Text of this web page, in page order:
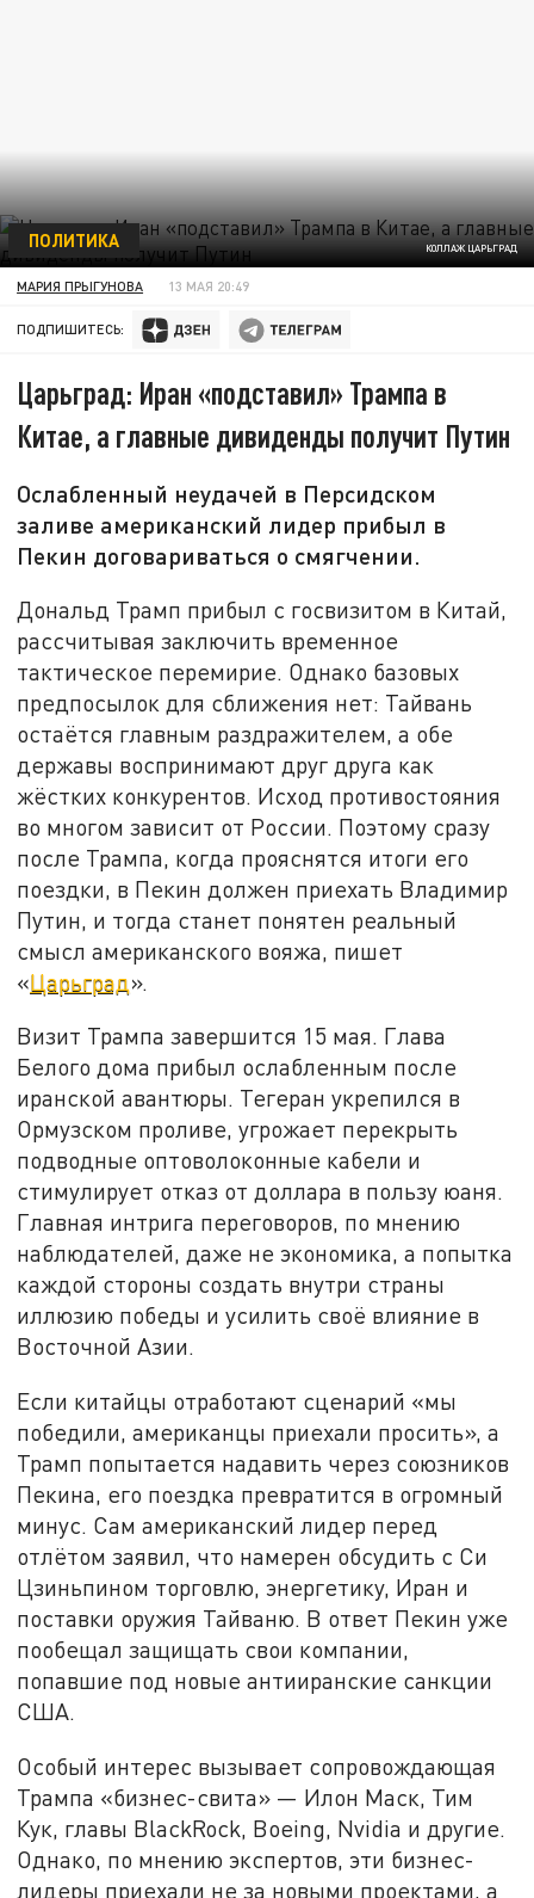
КОЛЛАЖ ЦАРЬГРАД
ПОЛИТИКА
МАРИЯ ПРЫГУНОВА 13 МАЯ 20:49
ПОДПИШИТЕСЬ:
Царьград: Иран «подставил» Трампа в
Китае, а главные дивиденды получит Путин
Ослабленный неудачей в Персидском
заливе американский лидер прибыл в
Пекин договариваться о смягчении.
Дональд Трамп прибыл с госвизитом в Китай,
рассчитывая заключить временное
тактическое перемирие. Однако базовых
предпосылок для сближения нет: Тайвань
остаётся главным раздражителем, а обе
державы воспринимают друг друга как
жёстких конкурентов. Исход противостояния
во многом зависит от России. Поэтому сразу
после Трампа, когда прояснятся итоги его
поездки, в Пекин должен приехать Владимир
Путин, и тогда станет понятен реальный
смысл американского вояжа, пишет
«Царьград».
Визит Трампа завершится 15 мая. Глава
Белого дома прибыл ослабленным после
иранской авантюры. Тегеран укрепился в
Ормузском проливе, угрожает перекрыть
подводные оптоволоконные кабели и
стимулирует отказ от доллара в пользу юаня.
Главная интрига переговоров, по мнению
наблюдателей, даже не экономика, а попытка
каждой стороны создать внутри страны
иллюзию победы и усилить своё влияние в
Восточной Азии.
Если китайцы отработают сценарий «мы
победили, американцы приехали просить», а
Трамп попытается надавить через союзников
Пекина, его поездка превратится в огромный
минус. Сам американский лидер перед
отлётом заявил, что намерен обсудить с Си
Цзиньпином торговлю, энергетику, Иран и
поставки оружия Тайваню. В ответ Пекин уже
пообещал защищать свои компании,
попавшие под новые антииранские санкции
США.
Особый интерес вызывает сопровождающая
Трампа «бизнес-свита» — Илон Маск, Тим
Кук, главы BlackRock, Boeing, Nvidia и другие.
Однако, по мнению экспертов, эти бизнес-
лидеры приехали не за новыми проектами, а